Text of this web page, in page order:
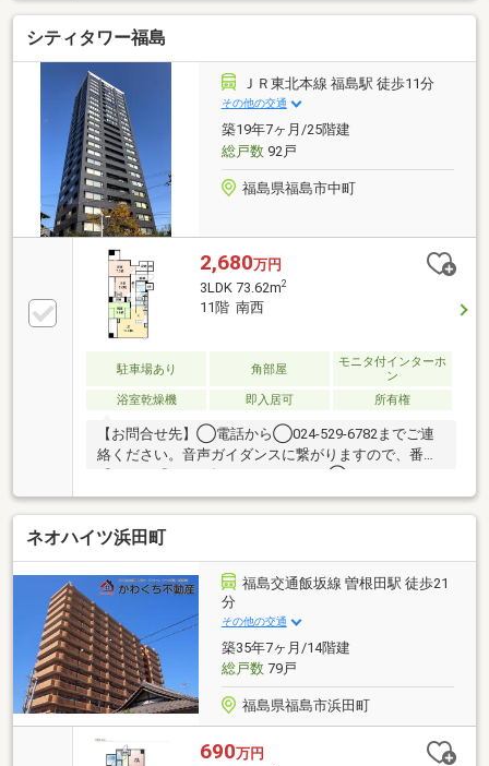
洗機/浄水器一体型水栓/ガラストップコンロ）・ユニ
ットバス交換（1418/浴室換気乾燥暖房機/追い炊き機
能）・洗面化粧台交換、洗濯用防水パン・水栓交換、
一体型シャワートイレ交換、フローリング貼替え、建
具交換、壁・天井クロス張替え、照明器具取付、エア
コン１基設置、ハウスクリーニングetc..■月々のお支払
い例【59 021円】（返済期間35年、金利0.7％、頭金な
しの場合）
シティタワー福島
ＪＲ東北本線 福島駅 徒歩11分
その他の交通
築19年7ヶ月/25階建
総戸数92戸
福島県福島市中町
2,680万円
3LDK 73.62m2
11階 南西
駐車場あり 角部屋
モニタ付インターホ
ン
浴室乾燥機
即入居可 所有権
【お問合せ先】◯電話から◯024-529-6782までご連
絡ください。音声ガイダンスに繋がりますので、番号
◯【物件資料請求】の問合せフォームから必要事項を
ご入力ください。 ご内覧・ご来店希望の際は、ご希望
日時を備考欄にご記入ください。《マコトーマスは泉
駅東側、徒歩2分です♪》 駐車場／個室商談スペースあ
りスタッフ一同笑顔でご来店をお待ちしております！
(株)マコトーマス電話：０２４－５２９－６７８２定
休日：水曜・祝日営業時間：９：３０～１８：００
（平日） ～１７：００（土日）
ネオハイツ浜田町
福島交通飯坂線 曽根田駅 徒歩21
分
その他の交通
築35年7ヶ月/14階建
総戸数79戸
福島県福島市浜田町
690万円